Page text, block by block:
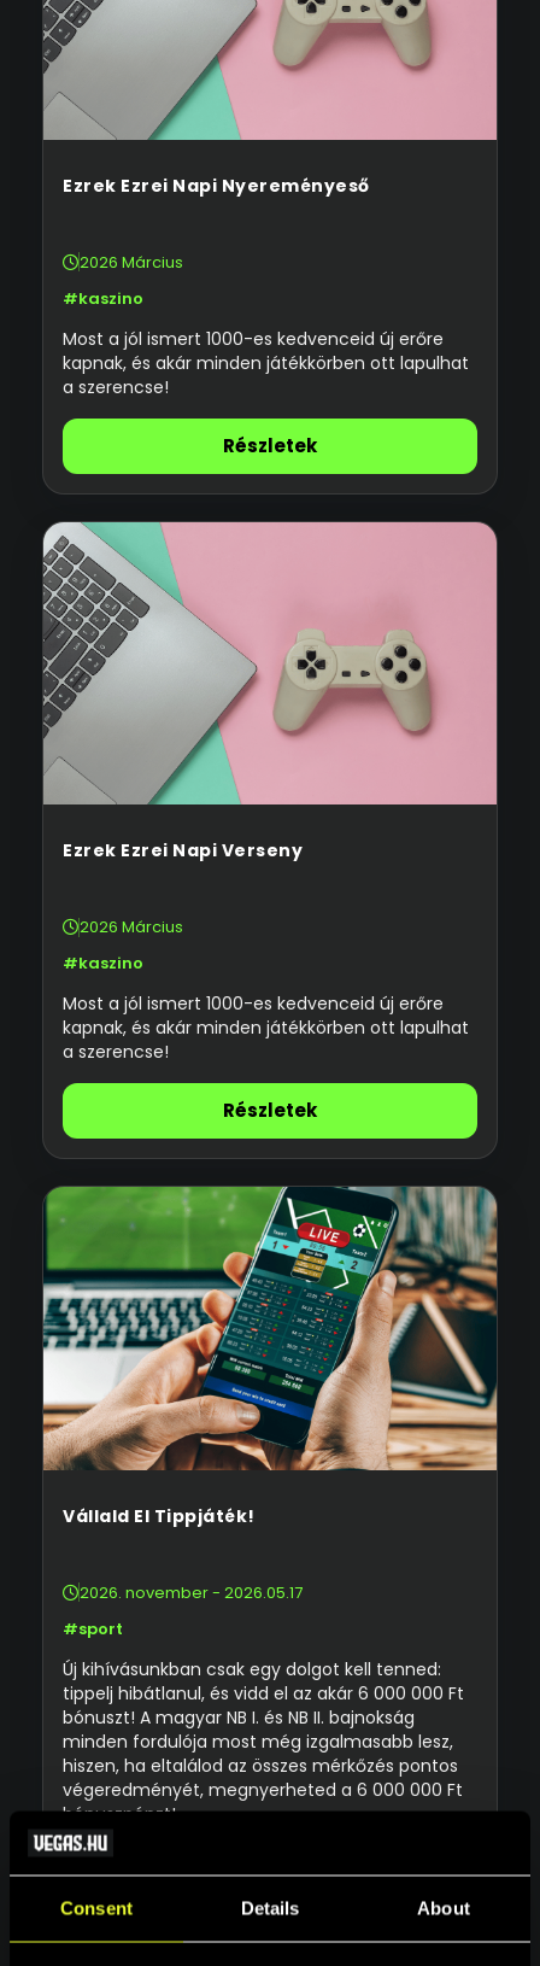
Consent Details About
Ezrek Ezrei Napi Nyereményeső
2026 Március
#kaszino
Most a jól ismert 1000-es kedvenceid új erőre
kapnak, és akár minden játékkörben ott lapulhat
a szerencse!
Részletek
Ezrek Ezrei Napi Verseny
2026 Március
#kaszino
Most a jól ismert 1000-es kedvenceid új erőre
kapnak, és akár minden játékkörben ott lapulhat
a szerencse!
Részletek
Vállald El Tippjáték!
2026. november - 2026.05.17
#sport
Új kihívásunkban csak egy dolgot kell tenned:
tippelj hibátlanul, és vidd el az akár 6 000 000 Ft
bónuszt! A magyar NB I. és NB II. bajnokság
minden fordulója most még izgalmasabb lesz,
hiszen, ha eltalálod az összes mérkőzés pontos
végeredményét, megnyerheted a 6 000 000 Ft
bónuszpénzt!
Részletek